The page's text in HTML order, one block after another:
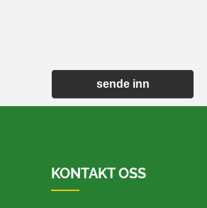
sende inn
KONTAKT OSS